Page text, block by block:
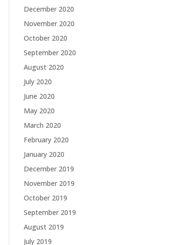
December 2020
November 2020
October 2020
September 2020
August 2020
July 2020
June 2020
May 2020
March 2020
February 2020
January 2020
December 2019
November 2019
October 2019
September 2019
August 2019
July 2019